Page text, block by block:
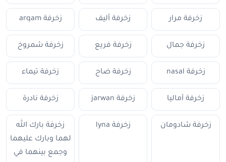
زخرفة مرار زخرفة أليف زخرفة arqam
زخرفة جمال زخرفة فريع زخرفة شمروخ
زخرفة nasal زخرفة ضاح زخرفة تيماء
زخرفة آماليا زخرفة jarwan زخرفة نادرة
زخرفة شادومان زخرفة lyna
زخرفة بارك الله
لهما وبارك عليهما
وجمع بينهما في